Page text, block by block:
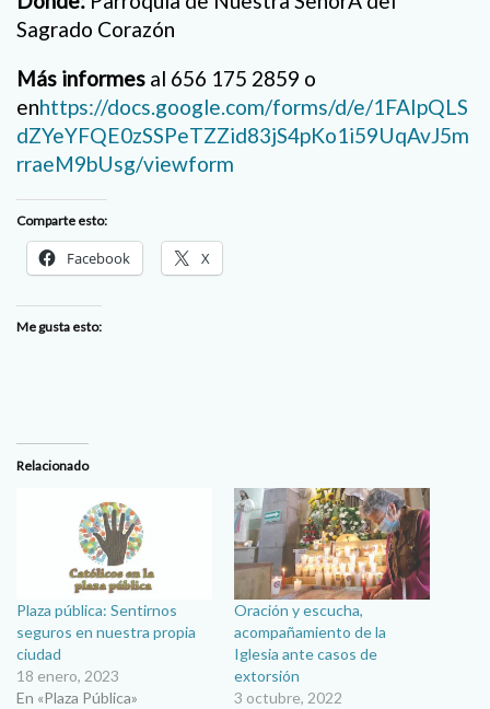
Sagrado Corazón
Más informes al 656 175 2859 o
enhttps://docs.google.com/forms/d/e/1FAIpQLS
dZYeYFQE0zSSPeTZZid83jS4pKo1i59UqAvJ5m
rraeM9bUsg/viewform
Comparte esto:
Facebook X
Me gusta esto:
Relacionado
Plaza pública: Sentirnos
seguros en nuestra propia
ciudad
18 enero, 2023
En «Plaza Pública»
Oración y escucha,
acompañamiento de la
Iglesia ante casos de
extorsión
3 octubre, 2022